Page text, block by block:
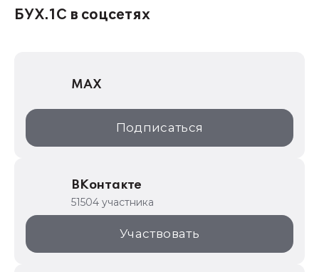
1С:Консалтинг
1С:Дистрибьюция
1С:Образование
ИТС.1C.ru
1С:Торговая площадка
БУХ.1С в соцсетях
MAX
Подписаться
ВКонтакте
51504 участника
Участвовать